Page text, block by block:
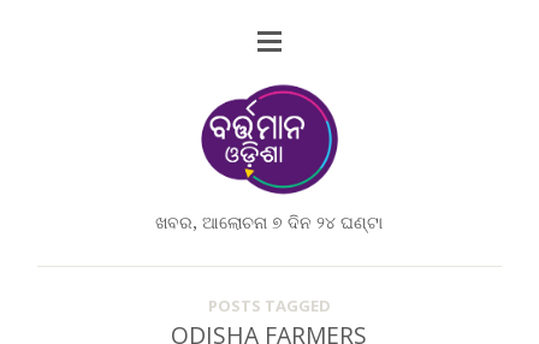
ଖବର, ଆଲୋଚନା ୭ ଦିନ ୨୪ ଘଣ୍ଟା
POSTS TAGGED
ODISHA FARMERS